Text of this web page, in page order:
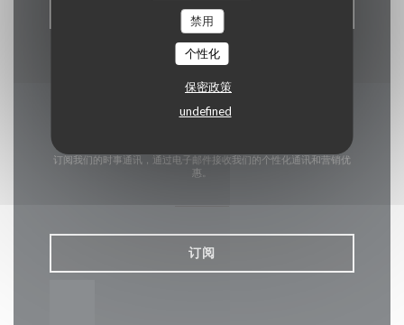
禁用
个性化
保密政策
undefined
预订餐位
订阅我们的时事通讯，通过电子邮件接收我们的个性化通讯和营销优
惠。
订阅